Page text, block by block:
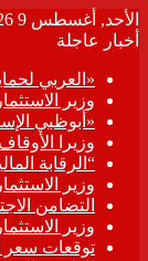
الأحد, أغسطس 9 2026
أخبار عاجلة
«العربي
وزير الاستثمار: 9.68 مليار دولار تجارة مصر والإمارات
«أبوظبي
وزيرا
“الرقابة
وزير
التضامن
وزير
توقعات سعر